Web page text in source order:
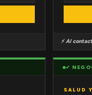
⚡ Al
✔
SALUD